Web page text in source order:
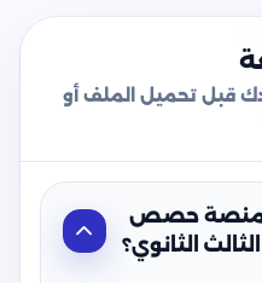
قبل تحميل الملف أو
منصة حصص
الثانوي؟